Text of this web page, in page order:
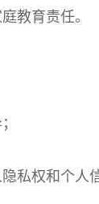
教育责任。
权和个人信